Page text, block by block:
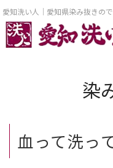
愛知洗い人｜愛知県染み抜きの
染
血って洗っ